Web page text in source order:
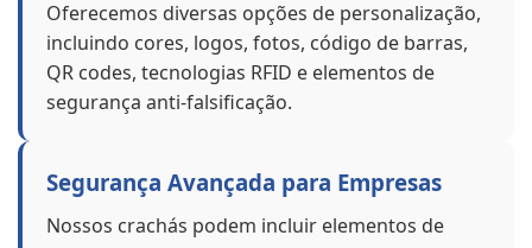
Oferecemos diversas opções de personalização,
incluindo cores, logos, fotos, código de barras,
QR codes, tecnologias RFID e elementos de
segurança anti-falsificação.
Segurança Avançada para Empresas
Nossos crachás podem incluir elementos de